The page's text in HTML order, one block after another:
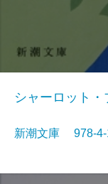
シャーロット
新潮文庫 978-